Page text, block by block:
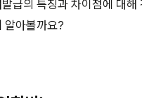
급의 특징과 차이점에 대해
알아볼까요?